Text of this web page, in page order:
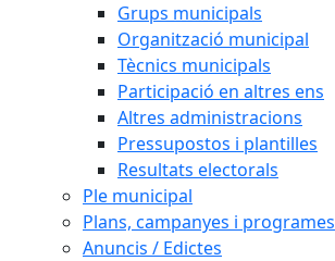
Grups municipals
Organització municipal
Tècnics municipals
Participació en altres ens
Altres administracions
Pressupostos i plantilles
Resultats electorals
Ple municipal
Plans, campanyes i programes
Anuncis / Edictes